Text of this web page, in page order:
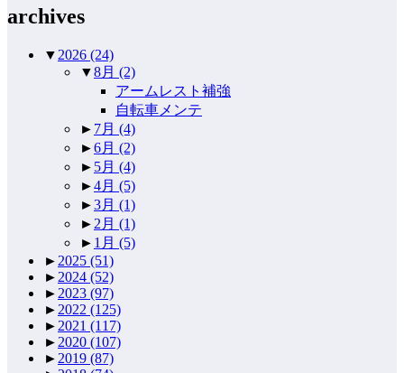
archives
▼ 2026 (24)
▼8月 (2)
アームレスト補強
自転車メンテ
► 7月 (4)
►6月 (2)
► 5月 (4)
►4月 (5)
►3月 (1)
► 2月 (1)
► 1月 (5)
► 2025 (51)
► 2024 (52)
► 2023 (97)
► 2022 (125)
► 2021 (117)
► 2020 (107)
► 2019 (87)